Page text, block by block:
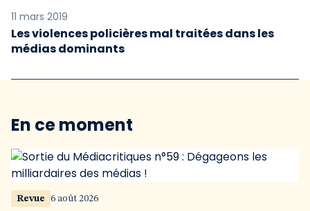
11 mars 2019
Les violences policières mal traitées dans les
médias dominants
En ce moment
Revue 6 août 2026